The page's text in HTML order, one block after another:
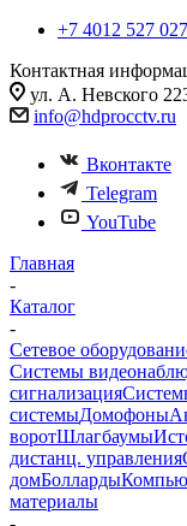
+7 4012 527 027
Контактная
ул. А. Невского
info@hdprocctv.ru
Вконтакте
Telegram
YouTube
Главная
-
Каталог
-
Сетевое
Системы
сигнализация
системыДомофоны
воротШлагбаумы
дистанц. управления
домБолларды
материалы